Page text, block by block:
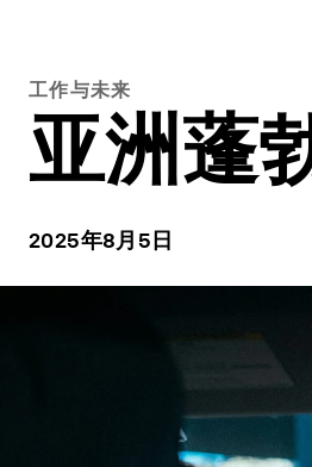
工作与未来
亚洲蓬
2025年8月5日